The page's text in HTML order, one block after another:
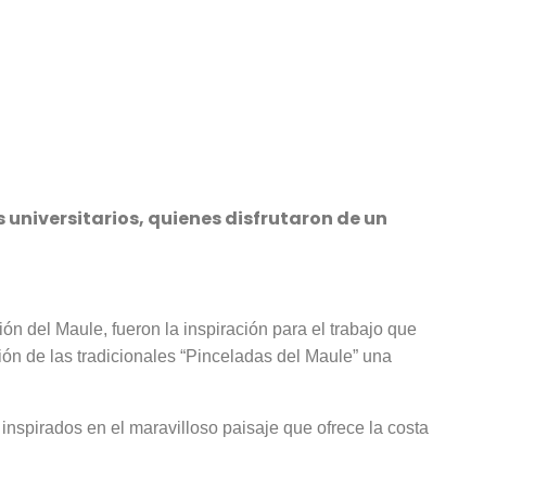
quienes disfrutaron de un
del Maule, fueron la inspiración para el trabajo que
de las tradicionales “Pinceladas del Maule” una
en el maravilloso paisaje que ofrece la costa